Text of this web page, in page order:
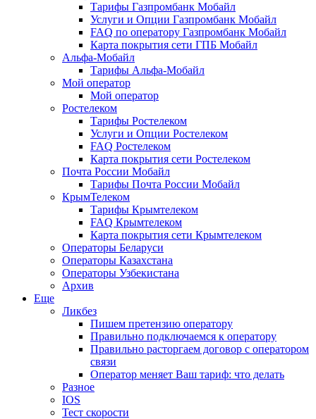
Тарифы Газпромбанк Мобайл
Услуги и Опции Газпромбанк Мобайл
FAQ по оператору Газпромбанк Мобайл
Карта покрытия сети ГПБ Мобайл
Альфа-Мобайл
Тарифы Альфа-Мобайл
Мой оператор
Мой оператор
Ростелеком
Тарифы Ростелеком
Услуги и Опции Ростелеком
FAQ Ростелеком
Карта покрытия сети Ростелеком
Почта России Мобайл
Тарифы Почта России Мобайл
КрымТелеком
Тарифы Крымтелеком
FAQ Крымтелеком
Карта покрытия сети Крымтелеком
Операторы Беларуси
Операторы Казахстана
Операторы Узбекистана
Архив
Еще
Ликбез
Пишем претензию оператору
Правильно подключаемся к оператору
Правильно расторгаем договор с оператором
связи
Оператор меняет Ваш тариф: что делать
Разное
IOS
Тест скорости